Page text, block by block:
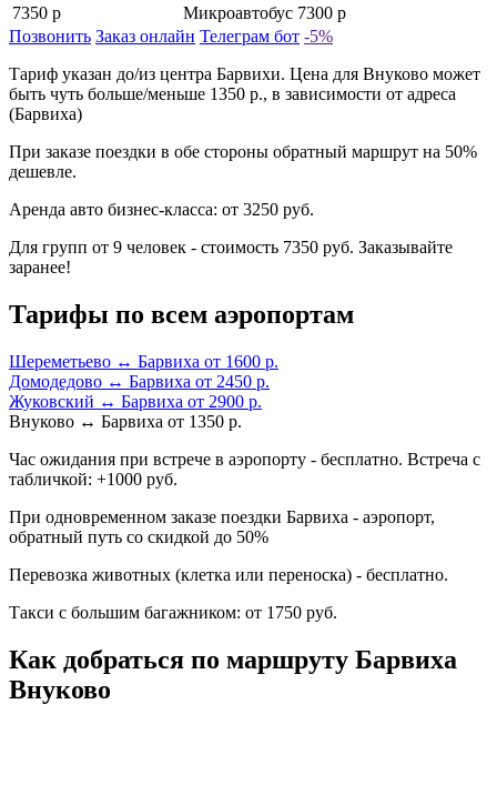
7350 р
Микроавтобус 7300 р
Позвонить Заказ онлайн Телеграм бот -5%
Тариф указан до/из центра Барвихи. Цена для Внуково может
быть чуть больше/меньше 1350 р., в зависимости от адреса
(Барвиха)
При заказе поездки в обе стороны обратный маршрут на 50%
дешевле.
Аренда авто бизнес-класса: от 3250 руб.
Для групп от 9 человек - стоимость 7350 руб. Заказывайте
заранее!
Тарифы по всем аэропортам
Шереметьево ↔ Барвиха от 1600 р.
Домодедово ↔ Барвиха от 2450 р.
Жуковский ↔ Барвиха от 2900 р.
Внуково ↔ Барвиха от 1350 р.
Час ожидания при встрече в аэропорту - бесплатно. Встреча с
табличкой: +1000 руб.
При одновременном заказе поездки Барвиха - аэропорт,
обратный путь со скидкой до 50%
Перевозка животных (клетка или переноска) - бесплатно.
Такси с большим багажником: от 1750 руб.
Как добраться по маршруту Барвиха
Внуково